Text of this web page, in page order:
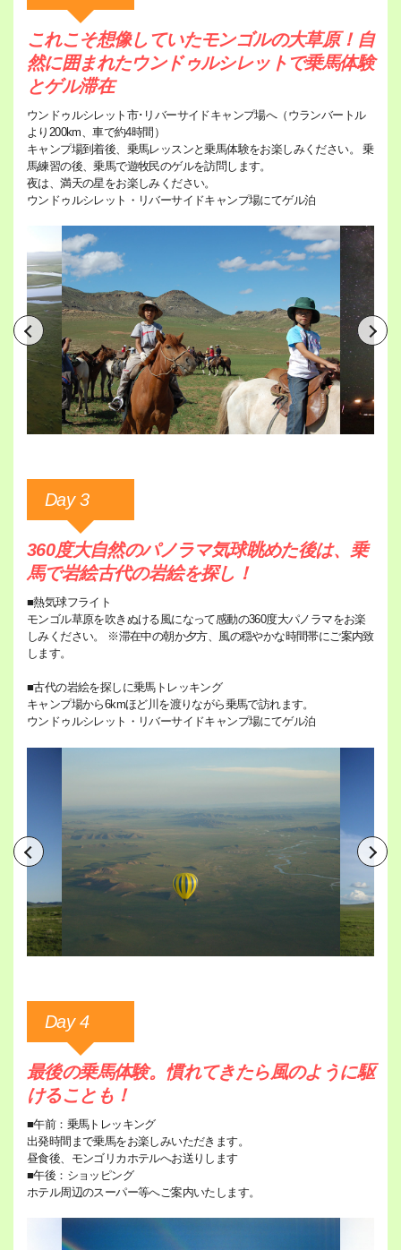
これこそ想像していたモンゴルの大草原！自
然に囲まれたウンドゥルシレットで乗馬体験
とゲル滞在
ウンドゥルシレット市･リバーサイドキャンプ場へ（ウランバートル
より200km、車で約4時間）
キャンプ場到着後、乗馬レッスンと乗馬体験をお楽しみください。 乗
馬練習の後、乗馬で遊牧民のゲルを訪問します。
夜は、満天の星をお楽しみください。
ウンドゥルシレット・リバーサイドキャンプ場にてゲル泊
Day 3
360度大自然のパノラマ気球眺めた後は、乗
馬で岩絵古代の岩絵を探し！
■熱気球フライト
モンゴル草原を吹きぬける風になって感動の360度大パノラマをお楽
しみください。 ※滞在中の朝か夕方、風の穏やかな時間帯にご案内致
します。
■古代の岩絵を探しに乗馬トレッキング
キャンプ場から6kmほど川を渡りながら乗馬で訪れます。
ウンドゥルシレット・リバーサイドキャンプ場にてゲル泊
Day 4
最後の乗馬体験。慣れてきたら風のように駆
けることも！
■午前：乗馬トレッキング
出発時間まで乗馬をお楽しみいただきます。
昼食後、モンゴリカホテルへお送りします
■午後：ショッピング
ホテル周辺のスーパー等へご案内いたします。